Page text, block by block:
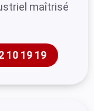
maîtrisé
10 19 19